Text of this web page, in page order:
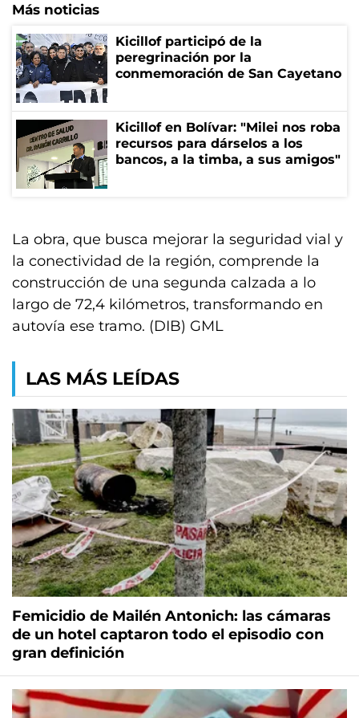
Más noticias
Kicillof participó de la
peregrinación por la
conmemoración de San Cayetano
Kicillof en Bolívar: "Milei nos roba
recursos para dárselos a los
bancos, a la timba, a sus amigos"
La obra, que busca mejorar la seguridad vial y
la conectividad de la región, comprende la
construcción de una segunda calzada a lo
largo de 72,4 kilómetros, transformando en
autovía ese tramo. (DIB) GML
LAS MÁS LEÍDAS
Femicidio de Mailén Antonich: las cámaras
de un hotel captaron todo el episodio con
gran definición